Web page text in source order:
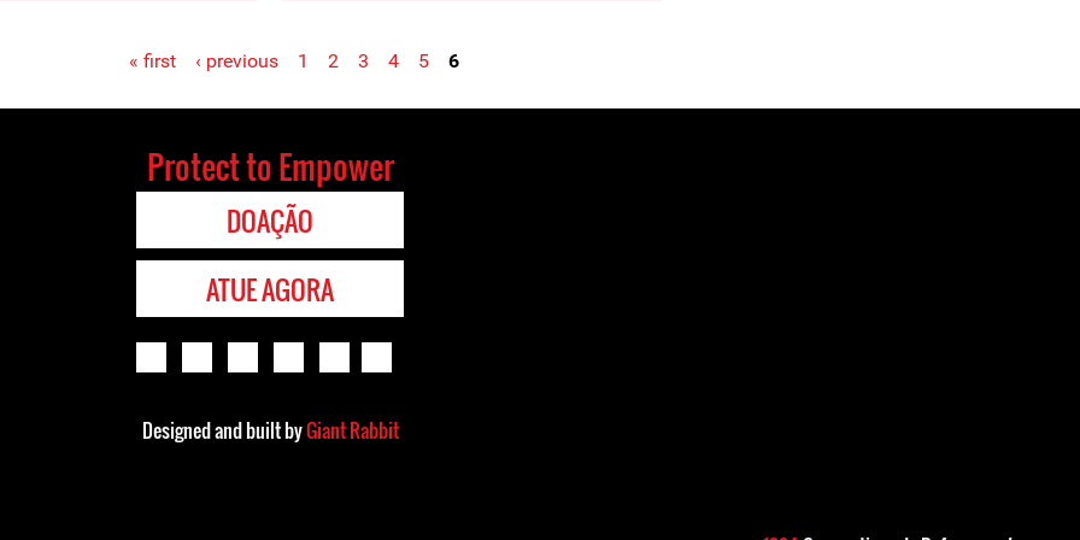
« first ‹ previous 1 2 3 4 5 6
Protect to Empower
DOAÇÃO
ATUE AGORA
Designed and built byGiant Rabbit